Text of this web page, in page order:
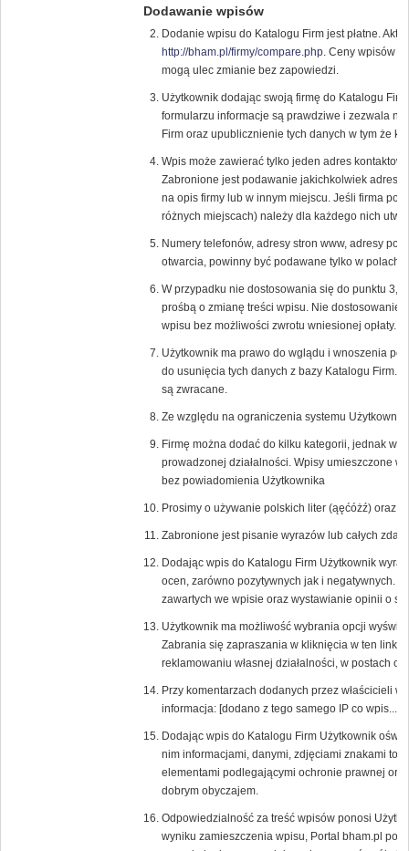
Dodawanie wpisów
Dodanie wpisu do Katalogu Firm jest płatne.
http://bham.pl/firmy/compare.php. Ceny wpisów
mogą ulec zmianie bez zapowiedzi.
Użytkownik dodając swoją firmę do Katalogu
formularzu informacje są prawdziwe i zezwala
Firm oraz upublicznienie tych danych w tym że
Wpis może zawierać tylko jeden adres
Zabronione jest podawanie jakichkolwiek
na opis firmy lub w innym miejscu. Jeśli firma
różnych miejscach) należy dla każdego nich
Numery telefonów, adresy stron www, adresy
otwarcia, powinny być podawane tylko w polach
W przypadku nie dostosowania się do punktu 3,
prośbą o zmianę treści wpisu. Nie dostosowanie
wpisu bez możliwości zwrotu wniesionej opłaty.
Użytkownik ma prawo do wglądu i wnoszenia
do usunięcia tych danych z bazy Katalogu Firm.
są zwracane.
Ze względu na ograniczenia systemu
Firmę można dodać do kilku kategorii, jednak
prowadzonej działalności. Wpisy umieszczone
bez powiadomienia Użytkownika
Prosimy o używanie polskich liter (ąęćóżź) oraz
Zabronione jest pisanie wyrazów lub całych
Dodając wpis do Katalogu Firm Użytkownik
ocen, zarówno pozytywnych jak i negatywnych.
zawartych we wpisie oraz wystawianie opinii o
Użytkownik ma możliwość wybrania opcji
Zabrania się zapraszania w kliknięcia w ten link
reklamowaniu własnej działalności, w postach
Przy komentarzach dodanych przez właścicieli
informacja: [dodano z tego samego IP co wpis....].
Dodając wpis do Katalogu Firm Użytkownik
nim informacjami, danymi, zdjęciami znakami
elementami podlegającymi ochronie prawnej
dobrym obyczajem.
Odpowiedzialność za treść wpisów ponosi
wyniku zamieszczenia wpisu, Portal bham.pl